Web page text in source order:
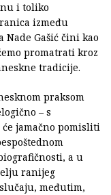
i toliko
između
Gašić čini kao
promatrati kroz
tradicije.
praksom
– s
će jamačno pomisliti
a u
ranijeg
međutim,